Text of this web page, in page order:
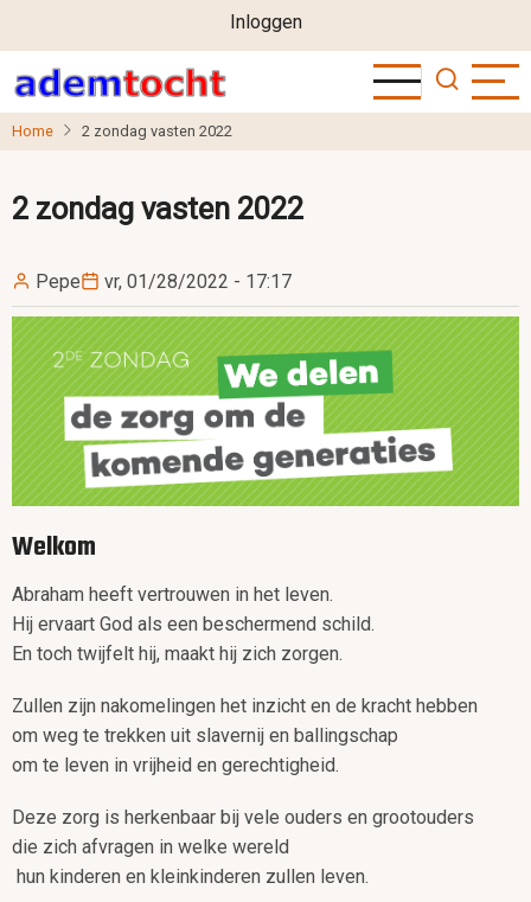
naar
de
inhoud
User
account
menu
Inloggen
Home 2 zondag vasten 2022
2 zondag vasten 2022
Pepe vr, 01/28/2022 - 17:17
Image
Welkom
Abraham heeft vertrouwen in het leven.
Hij ervaart God als een beschermend schild.
En toch twijfelt hij, maakt hij zich zorgen.
Zullen zijn nakomelingen het inzicht en de kracht hebben
om weg te trekken uit slavernij en ballingschap
om te leven in vrijheid en gerechtigheid.
Deze zorg is herkenbaar bij vele ouders en grootouders
die zich afvragen in welke wereld
hun kinderen en kleinkinderen zullen leven.